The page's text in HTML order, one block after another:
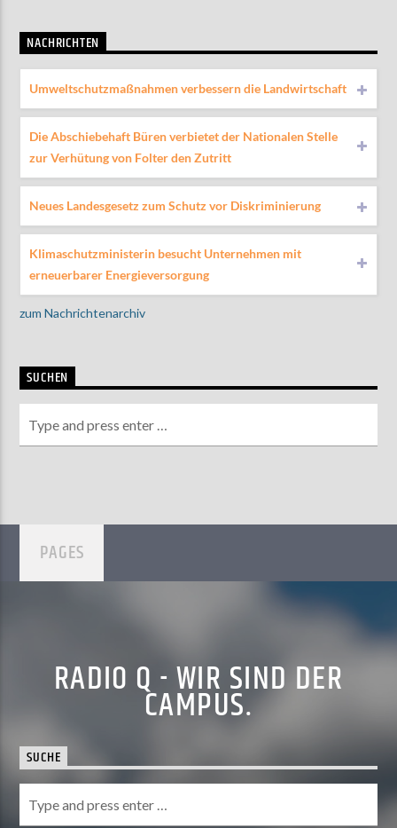
NACHRICHTEN
Umweltschutzmaßnahmen verbessern die Landwirtschaft
Die Abschiebehaft Büren verbietet der Nationalen Stelle
zur Verhütung von Folter den Zutritt
Neues Landesgesetz zum Schutz vor Diskriminierung
Klimaschutzministerin besucht Unternehmen mit
erneuerbarer Energieversorgung
zum Nachrichtenarchiv
SUCHEN
PAGES
RADIO Q - WIR SIND DER
CAMPUS.
SUCHE